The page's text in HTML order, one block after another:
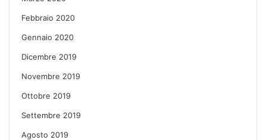
Febbraio 2020
Gennaio 2020
Dicembre 2019
Novembre 2019
Ottobre 2019
Settembre 2019
Agosto 2019